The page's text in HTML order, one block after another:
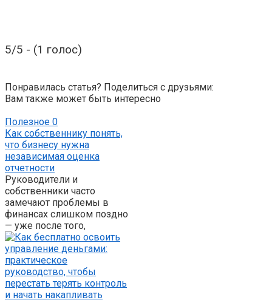
5/5 - (1 голос)
Понравилась статья? Поделиться с друзьями:
Вам также может быть интересно
Полезное 0
Как собственнику понять,
что бизнесу нужна
независимая оценка
отчетности
Руководители и
собственники часто
замечают проблемы в
финансах слишком поздно
— уже после того,